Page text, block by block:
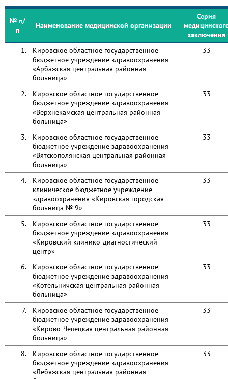
№ п/
п
Наименование медицинской организации
Серия
заключения
1.
Кировское областное государственное
бюджетное учреждение здравоохранения
«Арбажская центральная районная
больница»
33
2.
Кировское областное государственное
бюджетное учреждение здравоохранения
«Верхнекамская центральная районная
больница»
33
3.
Кировское областное государственное
бюджетное учреждение здравоохранения
«Вятскополянская центральная районная
больница»
33
4.
Кировское областное государственное
клиническое бюджетное учреждение
здравоохранения «Кировская городская
больница № 9»
33
5.
Кировское областное государственное
бюджетное учреждение здравоохранения
«Кировский клинико-диагностический
центр»
33
6.
Кировское областное государственное
бюджетное учреждение здравоохранения
«Котельничская центральная районная
больница»
33
7.
Кировское областное государственное
бюджетное учреждение здравоохранения
«Кирово-Чепецкая центральная районная
больница»
33
8.
Кировское областное государственное
бюджетное учреждение здравоохранения
«Лебяжская центральная районная
33